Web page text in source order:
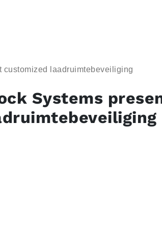
customized laadruimtebeveiliging
Systems